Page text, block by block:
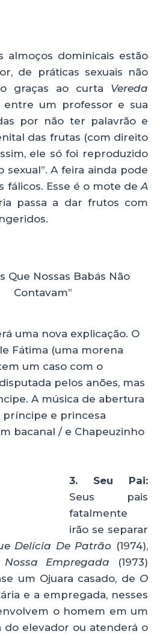
almoços dominicais estão
de práticas sexuais não
graças ao curta Vereda
entre um professor e sua
por não ter palavrão e
das frutas (com direito
ele só foi reproduzido
A feira ainda pode
fálicos. Esse é o mote deA
passa a dar frutos com
Que Nossas Babás Não
Contavam”
uma nova explicação. O
Fátima (uma morena
um caso com o
pelos anões, mas
A música de abertura
príncipe e princesa
bacanal / e Chapeuzinho
3. Seu Pai:
Seus pais
fatalmente
irão se separar
Delícia De Patrão (1974),
Empregada (1973)
um Ojuara casado, de O
e a empregada, nesses
o homem em um
do elevador ou atenderá o